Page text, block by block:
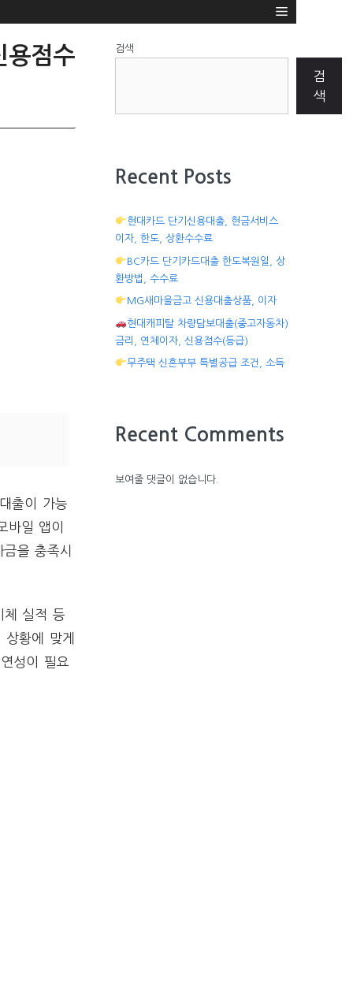
용점수
출이 가능
일 앱이
을 충족시
체 실적 등
황에 맞게
성이 필요
검색
검
색
Recent Posts
현대카드 단기신용대출, 현금서비스
이자, 한도, 상환수수료
BC카드 단기카드대출 한도복원일, 상
환방법, 수수료
MG새마을금고 신용대출상품, 이자
현대캐피탈 차량담보대출(중고자동차)
금리, 연체이자, 신용점수(등급)
무주택 신혼부부 특별공급 조건, 소득
Recent Comments
보여줄 댓글이 없습니다.